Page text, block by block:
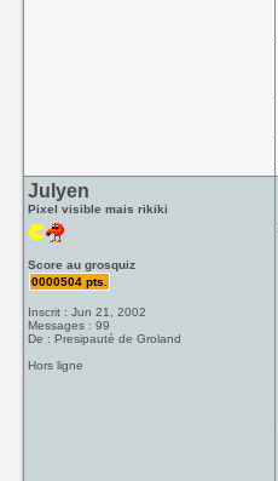
Julyen
Pixel visible mais rikiki
Score au grosquiz
0000504 pts.
Inscrit : Jun 21, 2002
Messages : 99
De : Presipauté de Groland
Hors ligne